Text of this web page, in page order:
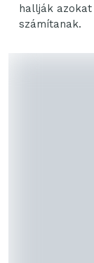
hallják
számítanak.